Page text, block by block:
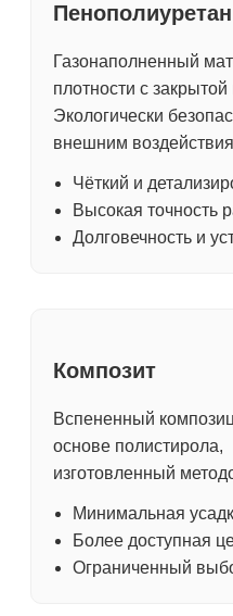
Газонаполненный
плотности с закрытой
Экологически
внешним
Чёткий и
Высокая точность
Долговечность и
Композит
Вспененный
основе полистирола,
изготовленный
Минимальная
Более доступная
Ограниченный